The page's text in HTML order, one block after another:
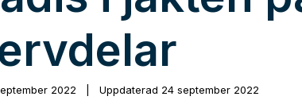
2022 Uppdaterad 24 september 2022